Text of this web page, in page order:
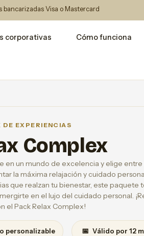
bancarizadas Visa o Mastercard
corporativas Cómo funciona
DE EXPERIENCIAS
Complex
en un mundo de excelencia y elige
la máxima relajación y cuidado
que realzan tu bienestar, este
en el lujo del cuidado personal.
el Pack Relax Complex!
personalizable 📅 Válido por 12